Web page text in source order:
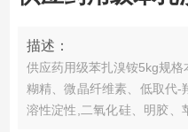
描述：
供应药用级苯扎溴铵5kg规格
糊精、微晶纤维素、低取代-
溶性淀性,二氧化硅、明胶、